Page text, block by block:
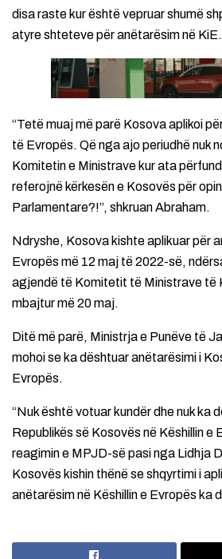
disa raste kur është vepruar shumë
atyre shteteve për anëtarësim në KiE.
“Tetë muaj më parë Kosova aplikoi
të Evropës. Që nga ajo periudhë nuk
Komitetin e Ministrave kur ata
referojnë kërkesën e Kosovës për
Parlamentare?!”, shkruan Abraham.
Ndryshe, Kosova kishte aplikuar për
Evropës më 12 maj të 2022-së,
agjendë të Komitetit të Ministrave të
mbajtur më 20 maj.
Ditë më parë, Ministrja e Punëve të
mohoi se ka dështuar anëtarësimi i
Evropës.
“Nuk është votuar kundër dhe nuk ka
Republikës së Kosovës në Këshillin e
reagimin e MPJD-së pasi nga Lidhja
Kosovës kishin thënë se shqyrtimi i
anëtarësim në Këshillin e Evropës ka